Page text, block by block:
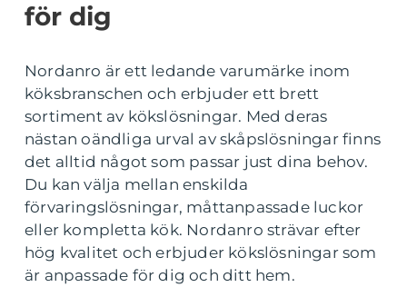
för dig
Nordanro är ett ledande varumärke inom
köksbranschen och erbjuder ett brett
sortiment av kökslösningar. Med deras
nästan oändliga urval av skåpslösningar finns
det alltid något som passar just dina behov.
Du kan välja mellan enskilda
förvaringslösningar, måttanpassade luckor
eller kompletta kök. Nordanro strävar efter
hög kvalitet och erbjuder kökslösningar som
är anpassade för dig och ditt hem.